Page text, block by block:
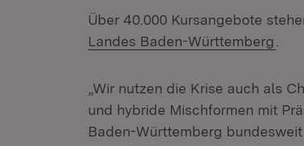
Über 40.000 Kursangebote
Landes Baden-Württemberg
„Wir nutzen die Krise auch als
und hybride Mischformen mit
Baden-Württemberg